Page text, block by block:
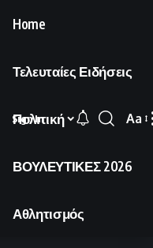
Home
Τελευταίες Ειδήσεις
Πολιτική
ΒΟΥΛΕΥΤΙΚΕΣ 2026
Αθλητισμός
Sign In
Font
Aa